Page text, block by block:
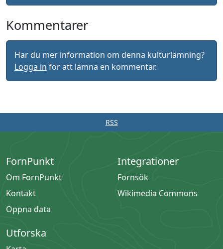
Kommentarer
Har du mer information om denna kulturlämning?
Logga in för att lämna en kommentar.
RSS
FornPunkt
Om FornPunkt
Kontakt
Öppna data
Integrationer
Fornsök
Wikimedia Commons
Utforska